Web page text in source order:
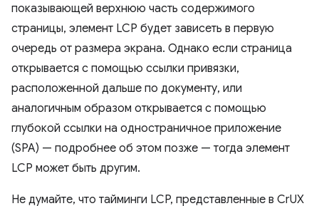
показывающей верхнюю часть содержимого
страницы, элемент LCP будет зависеть в первую
очередь от размера экрана. Однако если страница
открывается с помощью ссылки привязки,
расположенной дальше по документу, или
аналогичным образом открывается с помощью
глубокой ссылки на одностраничное приложение
(SPA) — подробнее об этом позже — тогда элемент
LCP может быть другим.
Не думайте, что тайминги LCP, представленные в CrUX